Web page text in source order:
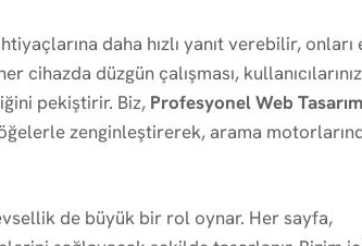
daha hızlı yanıt verebilir, onları
düzgün çalışması,
pekiştirir. Biz, Profesyonel Web Tasarım
zenginleştirerek, arama
de büyük bir rol oynar. Her sayfa,